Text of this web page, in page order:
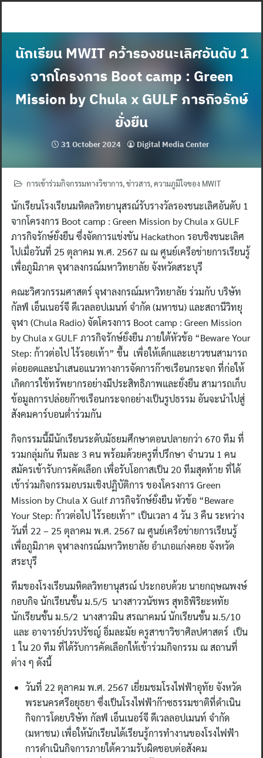
นักเรียน MWIT คว้ารองชนะเลิศอันดับ 1
จากโครงการ Boot camp : Green
Mission by Chula x GULF ภารกิจรักษ์
ยั่งยืน
31 October 2024 Digital Media Center
การเข้าร่วมกิจกรรมทางวิชาการ,ข่าวสาร,ความภูมิใจของ MWIT
นักเรียนโรงเรียนมหิดลวิทยานุสรณ์รับรางวัลรองชนะเลิศอันดับ 1
จากโครงการ Boot camp : Green Mission by Chula x GULF
ภารกิจรักษ์ยั่งยืน ซึ่งจัดการแข่งขัน Hackathon รอบชิงชนะเลิศ
ไปเมื่อวันที่ 25 ตุลาคม พ.ศ. 2567 ณ ณ ศูนย์เครือข่ายการเรียนรู้
เพื่อภูมิภาค จุฬาลงกรณ์มหาวิทยาลัย จังหวัดสระบุรี
คณะวิศวกรรมศาสตร์ จุฬาลงกรณ์มหาวิทยาลัย ร่วมกับ บริษัท
กัลฟ์ เอ็นเนอร์จี ดีเวลลอปเมนท์ จำกัด (มหาชน) และสถานีวิทยุ
จุฬา (Chula Radio) จัดโครงการ Boot camp : Green Mission
by Chula x GULF ภารกิจรักษ์ยั่งยืน ภายใต้หัวข้อ “Beware Your
Step: ก้าวต่อไป ไร้รอยเท้า” ขึ้น เพื่อให้เด็กและเยาวชนสามารถ
ต่อยอดและนำเสนอแนวทางการจัดการก๊าซเรือนกระจก ที่ก่อให้
เกิดการใช้ทรัพยากรอย่างมีประสิทธิภาพและยั่งยืน สามารถเก็บ
ข้อมูลการปล่อยก๊าซเรือนกระจกอย่างเป็นรูปธรรม อันจะนำไปสู่
สังคมคาร์บอนต่ำร่วมกัน
กิจกรรมนี้มีนักเรียนระดับมัธยมศึกษาตอนปลายกว่า 670 ทีม ที่
รวมกลุ่มกัน ทีมละ 3 คน พร้อมด้วยครูที่ปรึกษา จำนวน 1 คน
สมัครเข้ารับการคัดเลือก เพื่อรับโอกาสเป็น 20 ทีมสุดท้าย ที่ได้
เข้าร่วมกิจกรรมอบรมเชิงปฏิบัติการ ของโครงการ Green
Mission by Chula X Gulf ภารกิจรักษ์ยั่งยืน หัวข้อ “Beware
Your Step: ก้าวต่อไป ไร้รอยเท้า” เป็นเวลา 4 วัน 3 คืน ระหว่าง
วันที่ 22 – 25 ตุลาคม พ.ศ. 2567 ณ ศูนย์เครือข่ายการเรียนรู้
เพื่อภูมิภาค จุฬาลงกรณ์มหาวิทยาลัย อำเภอแก่งคอย จังหวัด
สระบุรี
ทีมของโรงเรียนมหิดลวิทยานุสรณ์ ประกอบด้วย นายกฤษณพงษ์
กอบกิจ นักเรียนชั้น ม.5/5 นางสาววนัชพร สุทธิพิริยะหทัย
นักเรียนชั้น ม.5/2 นางสาวมิน สรณาคมน์ นักเรียนชั้น ม.5/10
และ อาจารย์ปวรปรัชญ์ อิ่มละมัย ครูสาขาวิชาศิลปศาสตร์ เป็น
1 ใน 20 ทีม ที่ได้รับการคัดเลือกให้เข้าร่วมกิจกรรม ณ สถานที่
ต่าง ๆ ดังนี้
วันที่ 22 ตุลาคม พ.ศ. 2567 เยี่ยมชมโรงไฟฟ้าอุทัย จังหวัด
พระนครศรีอยุธยา ซึ่งเป็นโรงไฟฟ้าก๊าซธรรมชาติที่ดำเนิน
กิจการโดยบริษัท กัลฟ์ เอ็นเนอร์จี ดีเวลลอปเมนท์ จำกัด
(มหาชน) เพื่อให้นักเรียนได้เรียนรู้การทำงานของโรงไฟฟ้า
การดำเนินกิจการภายใต้ความรับผิดชอบต่อสังคม